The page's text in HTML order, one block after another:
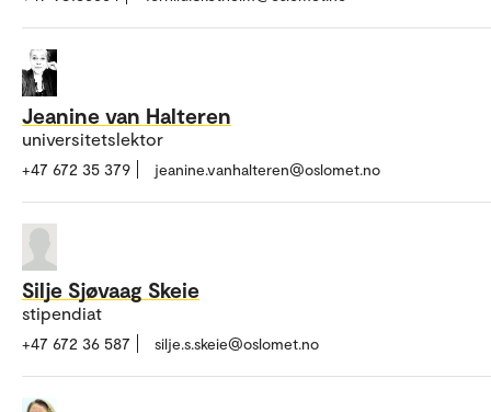
Jeanine van Halteren
universitetslektor
+47 672 35 379 jeanine.vanhalteren@oslomet.no
Silje Sjøvaag Skeie
stipendiat
+47 672 36 587 silje.s.skeie@oslomet.no